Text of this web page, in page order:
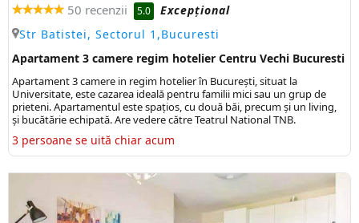
50 recenzii 5.0
Excepţional
Str Batistei, Sectorul 1,Bucuresti
Apartament 3 camere regim hotelier Centru Vechi Bucuresti
Apartament 3 camere in regim hotelier în București, situat la
Universitate, este cazarea ideală pentru familii mici sau un grup de
prieteni. Apartamentul este spațios, cu două băi, precum și un living,
și bucătărie echipată. Are vedere către Teatrul National TNB.
3 persoane se uită chiar acum